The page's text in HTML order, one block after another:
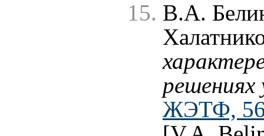
В.А.
решениях
ЖЭТФ, 56